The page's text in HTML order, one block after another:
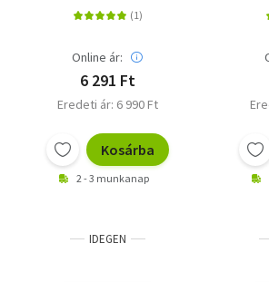
Online ár:
6 291 Ft
Eredeti ár: 6 990 Ft
Kosárba
2 - 3 munkanap
IDEGEN